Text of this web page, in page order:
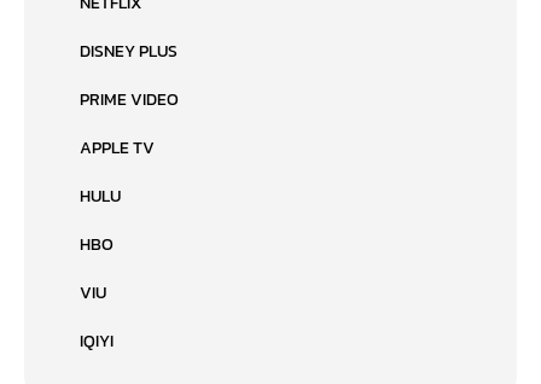
DISNEY PLUS
PRIME VIDEO
APPLE TV
HULU
HBO
VIU
IQIYI